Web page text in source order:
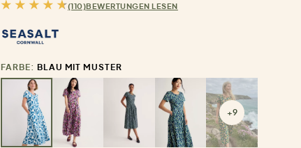
(110)BEWERTUNGEN LESEN
FARBE: BLAU MIT MUSTER
+9